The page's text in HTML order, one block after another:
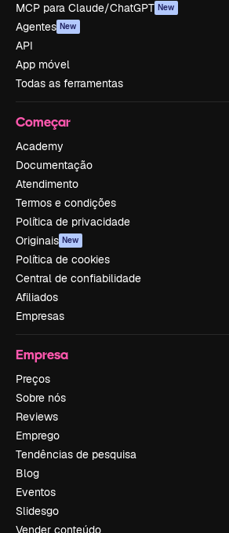
MCP para Claude/ChatGPT New
Agentes New
API
App móvel
Todas as ferramentas
Começar
Academy
Documentação
Atendimento
Termos e condições
Política de privacidade
Originais New
Política de cookies
Central de confiabilidade
Afiliados
Empresas
Empresa
Preços
Sobre nós
Reviews
Emprego
Tendências de pesquisa
Blog
Eventos
Slidesgo
Vender conteúdo